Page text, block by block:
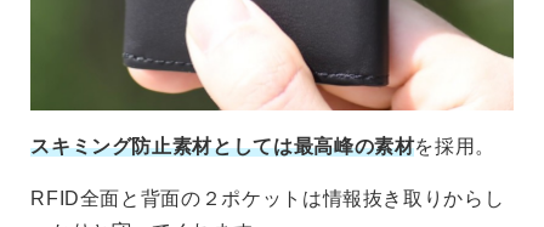
スキミング防止素材としては最高峰の素材を採用。
RFID全面と背面の２ポケットは情報抜き取りからし